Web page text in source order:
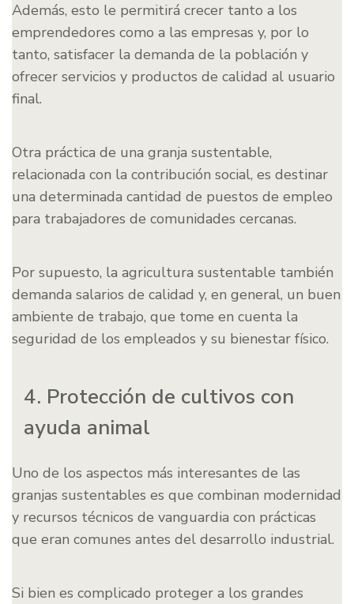
Además, esto le permitirá crecer tanto a los
emprendedores como a las empresas y, por lo
tanto, satisfacer la demanda de la población y
ofrecer servicios y productos de calidad al usuario
final.
Otra práctica de una granja sustentable,
relacionada con la contribución social, es destinar
una determinada cantidad de puestos de empleo
para trabajadores de comunidades cercanas.
Por supuesto, la agricultura sustentable también
demanda salarios de calidad y, en general, un buen
ambiente de trabajo, que tome en cuenta la
seguridad de los empleados y su bienestar físico.
4. Protección de cultivos con
ayuda animal
Uno de los aspectos más interesantes de las
granjas sustentables es que combinan modernidad
y recursos técnicos de vanguardia con prácticas
que eran comunes antes del desarrollo industrial.
Si bien es complicado proteger a los grandes